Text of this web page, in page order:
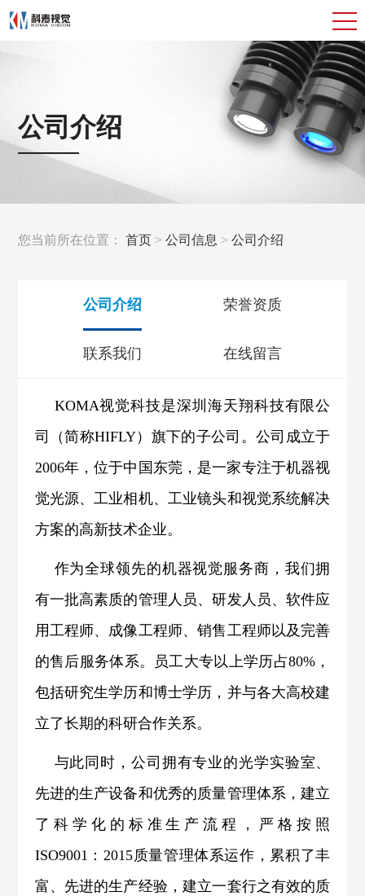
公司介绍
您当前所在位置：首页 >公司信息 >公司介绍
公司介绍 荣誉资质
联系我们 在线留言
KOMA视觉科技是深圳海天翔科技有限公
司（简称HIFLY）旗下的子公司。公司成立于
2006年，位于中国东莞，是一家专注于机器视
觉光源、工业相机、工业镜头和视觉系统解决
方案的高新技术企业。
作为全球领先的机器视觉服务商，我们拥
有一批高素质的管理人员、研发人员、软件应
用工程师、成像工程师、销售工程师以及完善
的售后服务体系。员工大专以上学历占80%，
包括研究生学历和博士学历，并与各大高校建
立了长期的科研合作关系。
与此同时，公司拥有专业的光学实验室、
先进的生产设备和优秀的质量管理体系，建立
了科学化的标准生产流程，严格按照
ISO9001：2015质量管理体系运作，累积了丰
富、先进的生产经验，建立一套行之有效的质